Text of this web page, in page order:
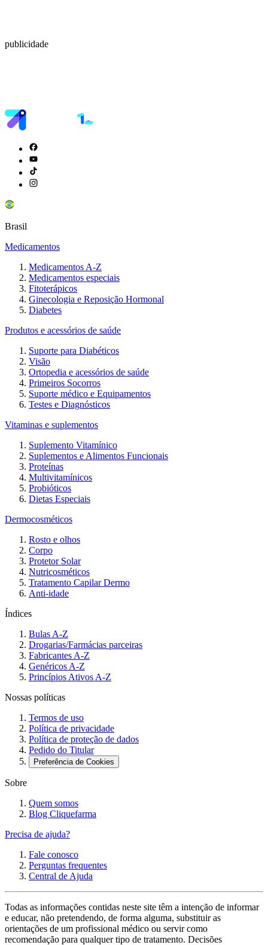
publicidade
Brasil
Medicamentos
Medicamentos A-Z
Medicamentos especiais
Fitoterápicos
Ginecologia e Reposição Hormonal
Diabetes
Produtos e acessórios de saúde
Suporte para Diabéticos
Visão
Ortopedia e acessórios de saúde
Primeiros Socorros
Suporte médico e Equipamentos
Testes e Diagnósticos
Vitaminas e suplementos
Suplemento Vitamínico
Suplementos e Alimentos Funcionais
Proteínas
Multivitamínicos
Probióticos
Dietas Especiais
Dermocosméticos
Rosto e olhos
Corpo
Protetor Solar
Nutricosméticos
Tratamento Capilar Dermo
Anti-idade
Índices
Bulas A-Z
Drogarias/Farmácias parceiras
Fabricantes A-Z
Genéricos A-Z
Princípios Ativos A-Z
Nossas políticas
Termos de uso
Política de privacidade
Política de proteção de dados
Pedido do Titular
Preferência de Cookies
Sobre
Quem somos
Blog Cliquefarma
Precisa de ajuda?
Fale conosco
Perguntas frequentes
Central de Ajuda
Todas as informações contidas neste site têm a intenção de informar
e educar, não pretendendo, de forma alguma, substituir as
orientações de um profissional médico ou servir como
recomendação para qualquer tipo de tratamento. Decisões